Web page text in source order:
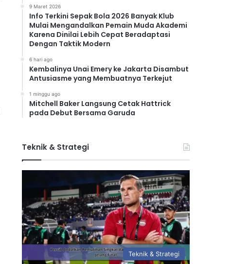
9 Maret 2026
Info Terkini Sepak Bola 2026 Banyak Klub
Mulai Mengandalkan Pemain Muda Akademi
Karena Dinilai Lebih Cepat Beradaptasi
Dengan Taktik Modern
6 hari ago
Kembalinya Unai Emery ke Jakarta Disambut
Antusiasme yang Membuatnya Terkejut
1 minggu ago
Mitchell Baker Langsung Cetak Hattrick
pada Debut Bersama Garuda
Teknik & Strategi
Teknik & Strategi